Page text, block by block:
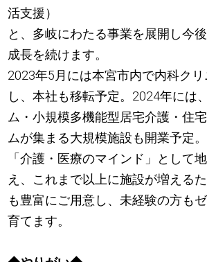
活支援）
と、多岐にわたる事業を展開し今
成長を続けます。
2023年5月には本宮市内で内科ク
し、本社も移転予定。2024年には
ム・小規模多機能型居宅介護・住
ムが集まる大規模施設も開業予定。
「介護・医療のマインド」として
え、これまで以上に施設が増える
も豊富にご用意し、未経験の方も
育てます。